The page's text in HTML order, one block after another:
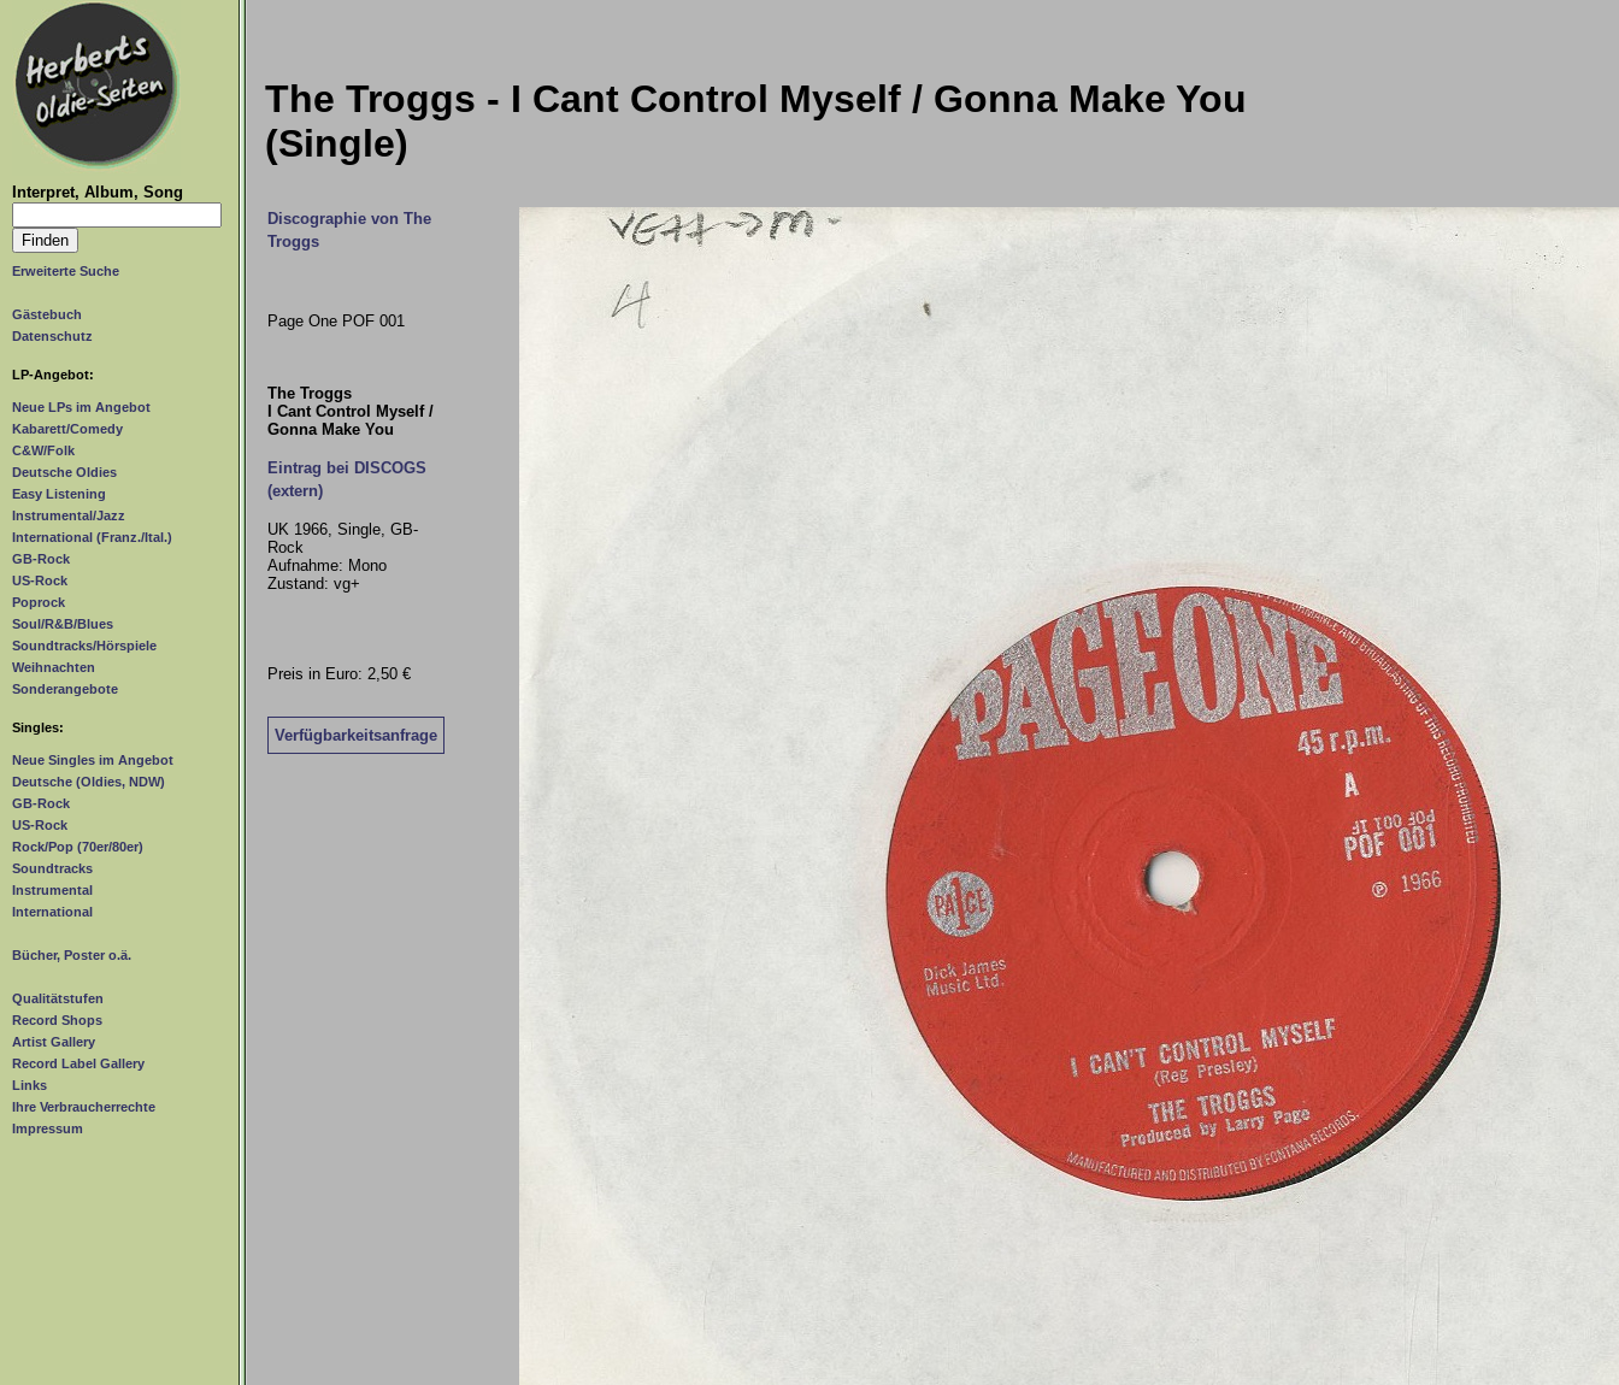
Interpret, Album, Song
Erweiterte Suche
Gästebuch
Datenschutz
LP-Angebot:
Neue LPs im Angebot
Kabarett/Comedy
C&W/Folk
Deutsche Oldies
Easy Listening
Instrumental/Jazz
International (Franz./Ital.)
GB-Rock
US-Rock
Poprock
Soul/R&B/Blues
Soundtracks/Hörspiele
Weihnachten
Sonderangebote
Singles:
Neue Singles im Angebot
Deutsche (Oldies, NDW)
GB-Rock
US-Rock
Rock/Pop (70er/80er)
Soundtracks
Instrumental
International
Bücher, Poster o.ä.
Qualitätstufen
Record Shops
Artist Gallery
Record Label Gallery
Links
Ihre Verbraucherrechte
Impressum
The Troggs - I Cant Control Myself / Gonna Make You
(Single)
Discographie von The
Troggs
Page One POF 001
The Troggs
I Cant Control Myself /
Gonna Make You
Eintrag bei DISCOGS
(extern)
UK 1966, Single, GB-
Rock
Aufnahme: Mono
Zustand: vg+
Preis in Euro: 2,50 €
Verfügbarkeitsanfrage